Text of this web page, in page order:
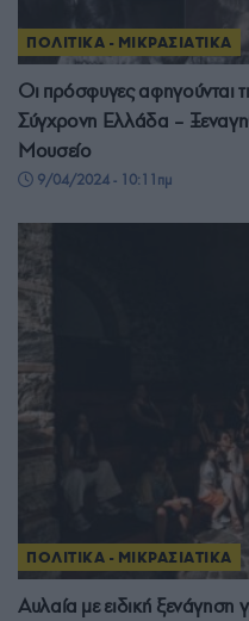
ΠΟΛΙΤΙΚΑ - ΜΙΚΡΑΣΙΑΤΙΚΑ
Οι πρόσφυγες αφηγούνται
Σύγχρονη Ελλάδα –
Μουσείο
9/04/2024 - 10:11πμ
ΠΟΛΙΤΙΚΑ - ΜΙΚΡΑΣΙΑΤΙΚΑ
Αυλαία με ειδική ξενάγηση